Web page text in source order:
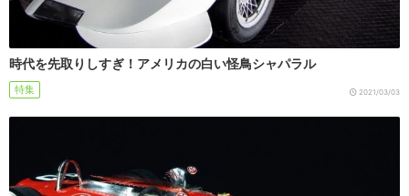
時代を先取りしすぎ！アメリカの白い怪鳥シャパラル
特集 2021/03/03